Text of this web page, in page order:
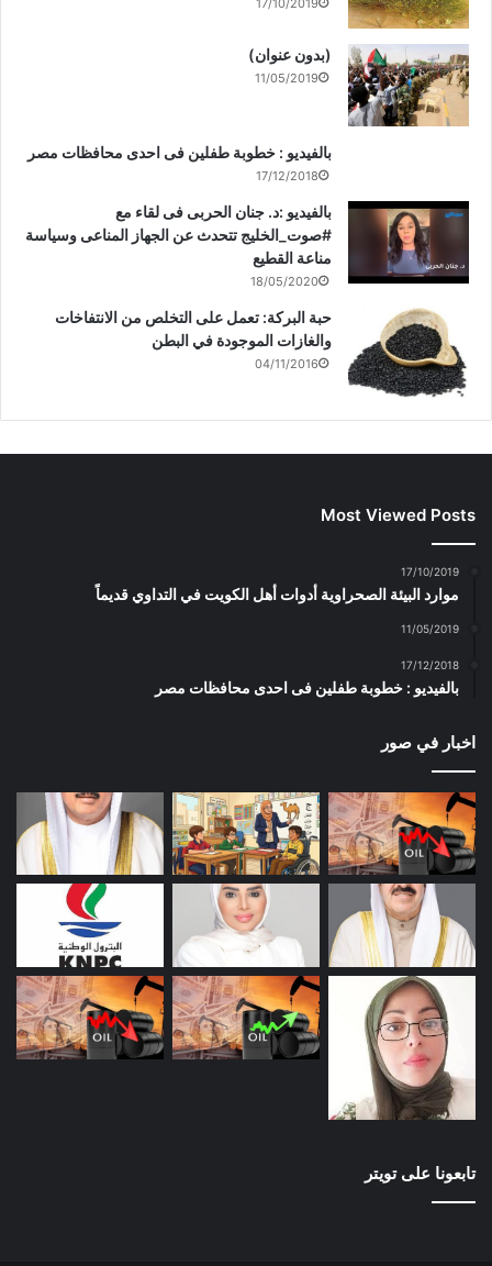
17/10/2019
(بدون عنوان)
11/05/2019
بالفيديو : خطوبة طفلين فى احدى محافظات مصر
17/12/2018
بالفيديو :د. جنان الحربى فى لقاء مع
#صوت_الخليج تتحدث عن الجهاز المناعى وسياسة
مناعة القطيع
18/05/2020
حبة البركة: تعمل على التخلص من الانتفاخات
والغازات الموجودة في البطن
04/11/2016
Most Viewed Posts
17/10/2019
موارد البيئة الصحراوية أدوات أهل الكويت في التداوي قديماً
11/05/2019
17/12/2018
بالفيديو : خطوبة طفلين فى احدى محافظات مصر
اخبار في صور
تابعونا على تويتر